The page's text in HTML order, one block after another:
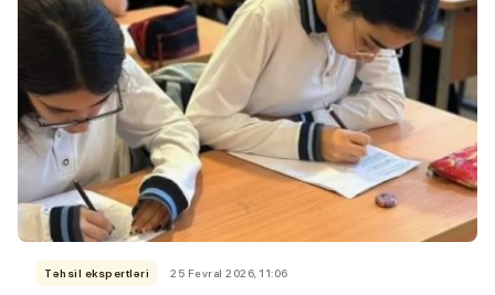
Təhsil ekspertləri 25 Fevral 2026, 11:06